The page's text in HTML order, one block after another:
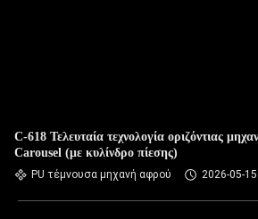
C-618 Τελευταία τεχνολογία οριζόντιας
Carousel (με κυλίνδρο πίεσης)
PU τέμνουσα μηχανή αφρού 2026-05-15